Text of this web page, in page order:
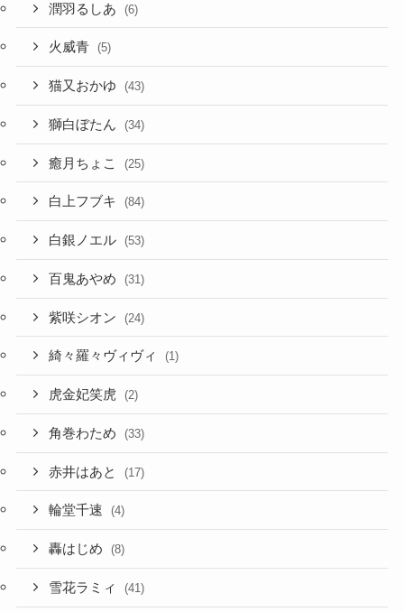
潤羽るしあ (6)
火威青 (5)
猫又おかゆ (43)
獅白ぼたん (34)
癒月ちょこ (25)
白上フブキ (84)
白銀ノエル (53)
百鬼あやめ (31)
紫咲シオン (24)
綺々羅々ヴィヴィ (1)
虎金妃笑虎 (2)
角巻わため (33)
赤井はあと (17)
輪堂千速 (4)
轟はじめ (8)
雪花ラミィ (41)